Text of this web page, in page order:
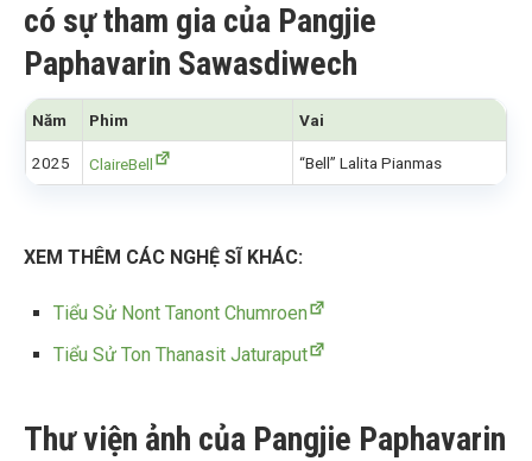
có sự tham gia của Pangjie
Paphavarin Sawasdiwech
Năm Phim Vai
2025 ClaireBell “Bell” Lalita Pianmas
XEM THÊM CÁC NGHỆ SĨ KHÁC:
Tiểu Sử Nont Tanont Chumroen
Tiểu Sử Ton Thanasit Jaturaput
Thư viện ảnh của Pangjie Paphavarin